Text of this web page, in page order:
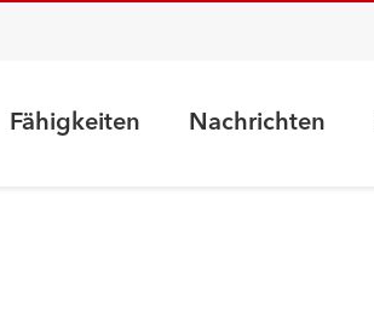
Fähigkeiten Nachrichten